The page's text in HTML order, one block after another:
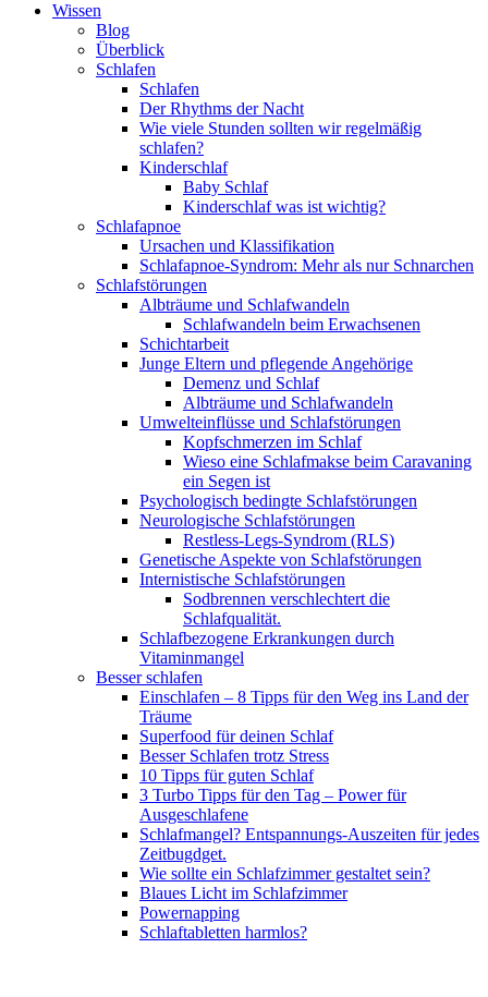
Wissen
Blog
Überblick
Schlafen
Schlafen
Der Rhythms der Nacht
Wie viele Stunden sollten wir regelmäßig
schlafen?
Kinderschlaf
Baby Schlaf
Kinderschlaf was ist wichtig?
Schlafapnoe
Ursachen und Klassifikation
Schlafapnoe-Syndrom: Mehr als nur Schnarchen
Schlafstörungen
Albträume und Schlafwandeln
Schlafwandeln beim Erwachsenen
Schichtarbeit
Junge Eltern und pflegende Angehörige
Demenz und Schlaf
Albträume und Schlafwandeln
Umwelteinflüsse und Schlafstörungen
Kopfschmerzen im Schlaf
Wieso eine Schlafmakse beim Caravaning
ein Segen ist
Psychologisch bedingte Schlafstörungen
Neurologische Schlafstörungen
Restless-Legs-Syndrom (RLS)
Genetische Aspekte von Schlafstörungen
Internistische Schlafstörungen
Sodbrennen verschlechtert die
Schlafqualität.
Schlafbezogene Erkrankungen durch
Vitaminmangel
Besser schlafen
Einschlafen – 8 Tipps für den Weg ins Land der
Träume
Superfood für deinen Schlaf
Besser Schlafen trotz Stress
10 Tipps für guten Schlaf
3 Turbo Tipps für den Tag – Power für
Ausgeschlafene
Schlafmangel? Entspannungs-Auszeiten für jedes
Zeitbugdget.
Wie sollte ein Schlafzimmer gestaltet sein?
Blaues Licht im Schlafzimmer
Powernapping
Schlaftabletten harmlos?